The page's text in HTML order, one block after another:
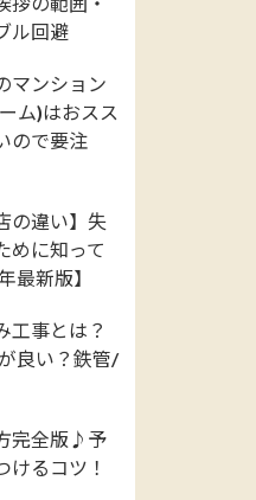
ル回避
マンション
ム)はおスス
ので要注
の違い】失
めに知って
最新版】
事とは？
良い？鉄管/
完全版♪予
けるコツ！